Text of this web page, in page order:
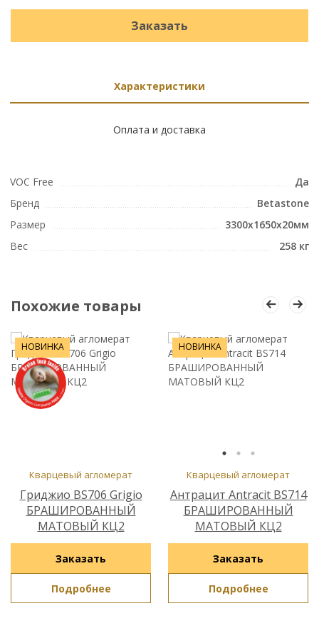
Заказать
Характеристики
Оплата и доставка
VOC Free
Да
Бренд
Betastone
Размер
3300х1650х20мм
Вес
258 кг
Похожие товары
НОВИНКА
Кварцевый агломерат
Гриджио BS706 Grigio
БРАШИРОВАННЫЙ
МАТОВЫЙ КЦ2
Заказать
Подробнее
НОВИНКА
Кварцевый агломерат
Антрацит Antracit BS714
БРАШИРОВАННЫЙ
МАТОВЫЙ КЦ2
Заказать
Подробнее